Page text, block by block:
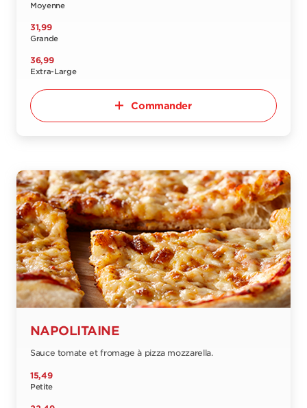
Moyenne
31,99
Grande
36,99
Extra-Large
Commander
NAPOLITAINE
Sauce tomate et fromage à pizza mozzarella.
15,49
Petite